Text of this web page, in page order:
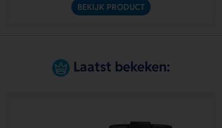
BEKIJK PRODUCT
Laatst bekeken: